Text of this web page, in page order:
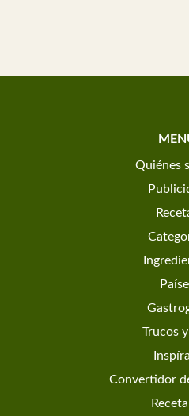
Quiénes
Trucos
Convertidor